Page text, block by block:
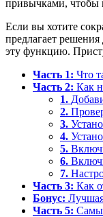
привычками, чтобы
Если вы хотите
предлагает
эту функцию.
Часть 1: Что
Часть 2: Как
1.
2.
3.
4.
5.
6.
7.
Часть 3: Как
Бонус:
Часть 5: